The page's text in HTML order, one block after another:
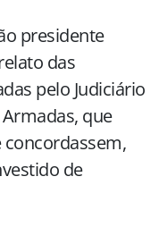
presidente
das
pelo Judiciário
que
concordassem,
de